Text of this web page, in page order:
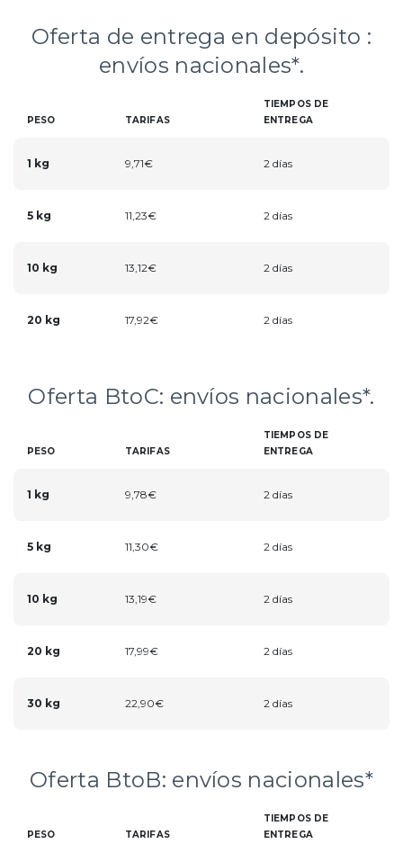
Oferta de entrega en depósito :
envíos nacionales*.
PESO TARIFAS
TIEMPOS DE
ENTREGA
1 kg 9,71€ 2 días
5 kg 11,23€ 2 días
10 kg 13,12€ 2 días
20 kg 17,92€ 2 días
Oferta BtoC: envíos nacionales*.
PESO TARIFAS
TIEMPOS DE
ENTREGA
1 kg 9,78€ 2 días
5 kg 11,30€ 2 días
10 kg 13,19€ 2 días
20 kg 17,99€ 2 días
30 kg 22,90€ 2 días
Oferta BtoB: envíos nacionales*
PESO TARIFAS
TIEMPOS DE
ENTREGA